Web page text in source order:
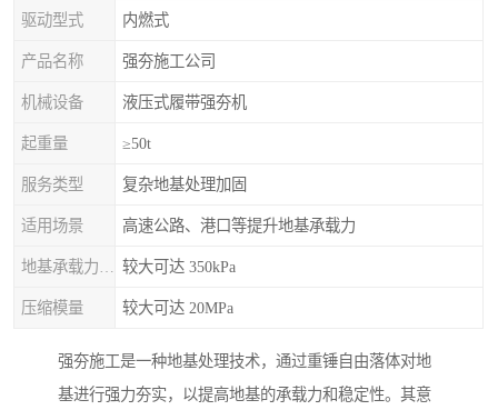
驱动型式 内燃式
产品名称 强夯施工公司
机械设备 液压式履带强夯机
起重量 ≥50t
服务类型 复杂地基处理加固
适用场景 高速公路、港口等提升地基承载力
较大可达 350kPa
压缩模量 较大可达 20MPa
强夯施工是一种地基处理技术，通过重锤自由落体对地
基进行强力夯实，以提高地基的承载力和稳定性。其意